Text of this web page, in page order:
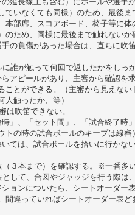
いなくても同様）のため、最後ま
本部席、スコアボード、椅子等に体
のため、同様に最後まで触れないか
の負傷があった場合は、直ちに吹笛
誰が触って何回で返したかをしっか
アピールがあり、主審から確認を
とができる。（主審から見えない
触ったか、等）
吹笛できない。
」、「セット間」、「試合終了時」
トの時の試合ボールのキープは線審）
ては、試合ボールを拾いに行かない
３本まで）を確認する。※一番多
して、合図やジャッジを行う際は、
ョンについたら、シートオーダー
間違っていればシートオーダー表ど